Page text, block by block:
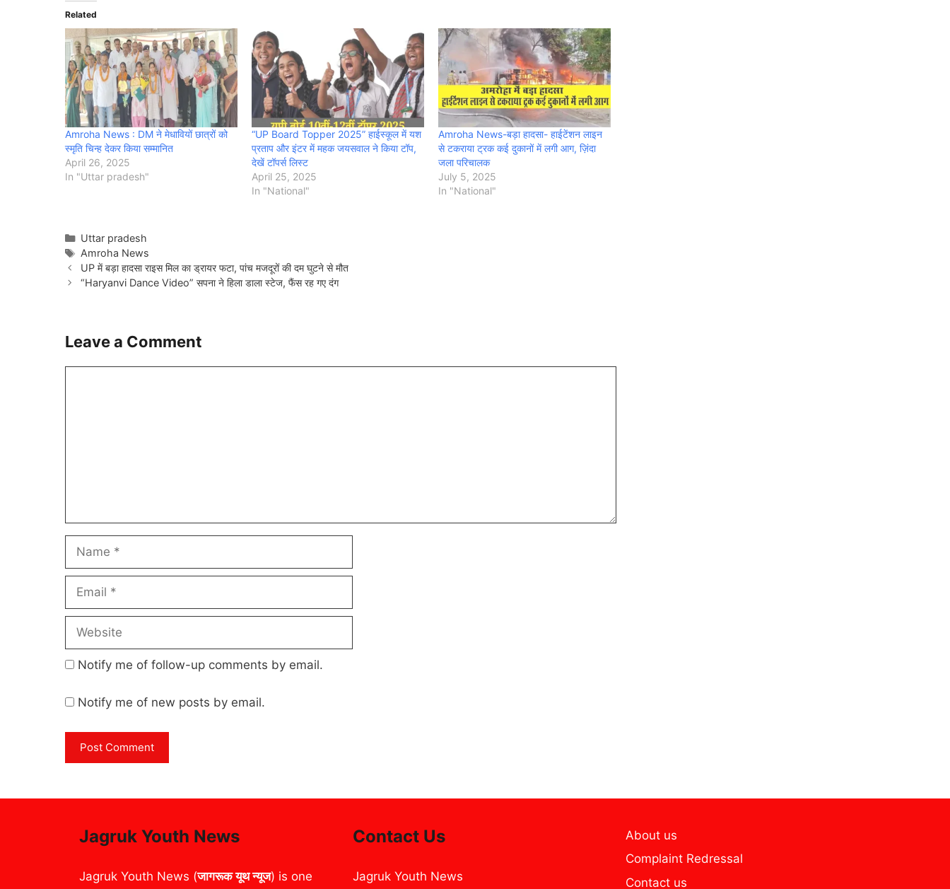
Related
Amroha News : DM ने मेधावियों छात्रों को
स्मृति चिन्ह देकर किया सम्मानित
April 26, 2025
In "Uttar pradesh"
“UP Board Topper 2025” हाईस्कूल में यश
प्रताप और इंटर में महक जयसवाल ने किया टॉप,
देखें टॉपर्स लिस्ट
April 25, 2025
In "National"
Amroha News-बड़ा हादसा- हाईटेंशन लाइन
से टकराया ट्रक कई दुकानों में लगी आग, ज़िंदा
जला परिचालक
July 5, 2025
In "National"
Categories
Uttar pradesh
Tags
Amroha News
UP में बड़ा हादसा राइस मिल का ड्रायर फटा, पांच मजदूरों की दम घुटने से मौत
“Haryanvi Dance Video” सपना ने हिला डाला स्टेज, फैंस रह गए दंग
Leave a Comment
Notify me of follow-up comments by email.
Notify me of new posts by email.
Jagruk Youth News
Jagruk Youth News (जागरूक यूथ न्यूज) is one
Contact Us
Jagruk Youth News
About us
Complaint Redressal
Contact us